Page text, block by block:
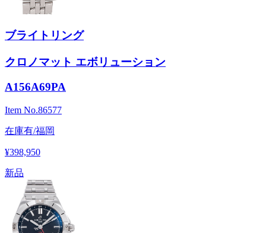
ブライトリング
クロノマット エボリューション
A156A69PA
Item No.86577
在庫有/福岡
¥398,950
新品